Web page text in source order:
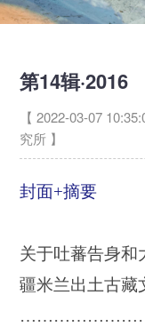
第14辑·2016
【 2022-03-07
究所 】
封面+摘要
关于吐蕃告身
疆米兰出土古藏